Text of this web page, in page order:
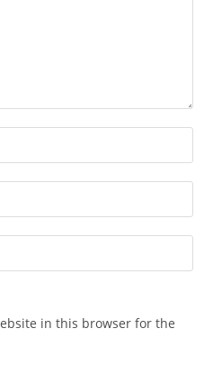
in this browser for the